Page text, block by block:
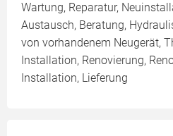
Wartung, Reparatur,
Austausch, Beratung,
von vorhandenem Neugerät,
Installation, Renovierung,
Installation, Lieferung